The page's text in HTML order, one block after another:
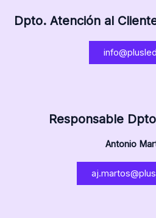
Dpto. Atención al
Responsable
Antonio